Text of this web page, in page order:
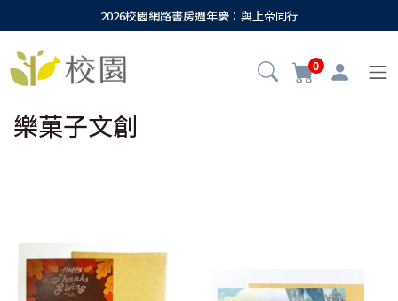
2026校園網路書房週年慶：與上帝同行
0
樂菓子文創